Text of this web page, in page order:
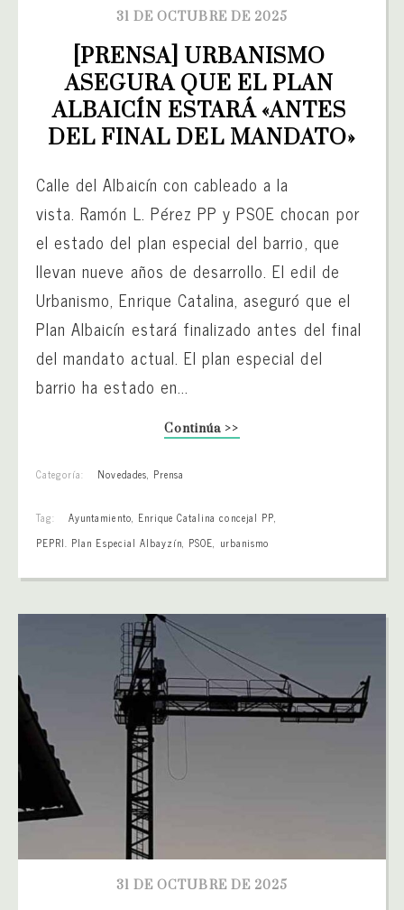
31 DE OCTUBRE DE 2025
[PRENSA] URBANISMO
ASEGURA QUE EL PLAN
ALBAICÍN ESTARÁ «ANTES
DEL FINAL DEL MANDATO»
Calle del Albaicín con cableado a la
vista. Ramón L. Pérez PP y PSOE chocan por
el estado del plan especial del barrio, que
llevan nueve años de desarrollo. El edil de
Urbanismo, Enrique Catalina, aseguró que el
Plan Albaicín estará finalizado antes del final
del mandato actual. El plan especial del
barrio ha estado en...
Continúa >>
Categoría: Novedades, Prensa
Tag: Ayuntamiento, Enrique Catalina concejal PP,
PEPRI. Plan Especial Albayzín, PSOE, urbanismo
31 DE OCTUBRE DE 2025